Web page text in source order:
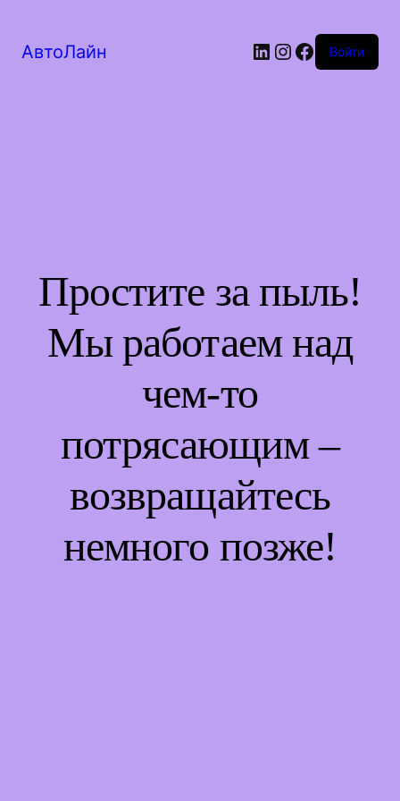
АвтоЛайн LinkedIn
Instagram
Facebook
Войти
Простите за пыль!
Мы работаем над
чем-то
потрясающим –
возвращайтесь
немного позже!